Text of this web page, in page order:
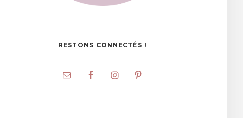
RESTONS CONNECTÉS !